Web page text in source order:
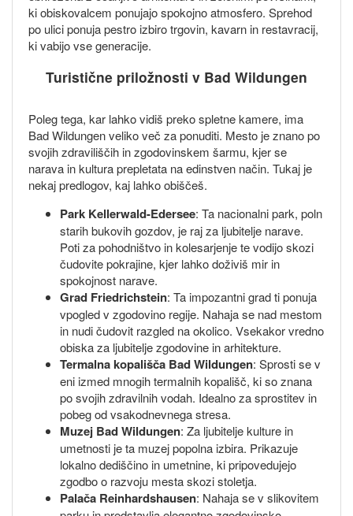
ki obiskovalcem ponujajo spokojno atmosfero. Sprehod
po ulici ponuja pestro izbiro trgovin, kavarn in restavracij,
ki vabijo vse generacije.
Turistične priložnosti v Bad Wildungen
Poleg tega, kar lahko vidiš preko spletne kamere, ima
Bad Wildungen veliko več za ponuditi. Mesto je znano po
svojih zdraviliščih in zgodovinskem šarmu, kjer se
narava in kultura prepletata na edinstven način. Tukaj je
nekaj predlogov, kaj lahko obiščeš.
Park Kellerwald-Edersee: Ta nacionalni park, poln
starih bukovih gozdov, je raj za ljubitelje narave.
Poti za pohodništvo in kolesarjenje te vodijo skozi
čudovite pokrajine, kjer lahko doživiš mir in
spokojnost narave.
Grad Friedrichstein: Ta impozantni grad ti ponuja
vpogled v zgodovino regije. Nahaja se nad mestom
in nudi čudovit razgled na okolico. Vsekakor vredno
obiska za ljubitelje zgodovine in arhitekture.
Termalna kopališča Bad Wildungen: Sprosti se v
eni izmed mnogih termalnih kopališč, ki so znana
po svojih zdravilnih vodah. Idealno za sprostitev in
pobeg od vsakodnevnega stresa.
Muzej Bad Wildungen: Za ljubitelje kulture in
umetnosti je ta muzej popolna izbira. Prikazuje
lokalno dediščino in umetnine, ki pripovedujejo
zgodbo o razvoju mesta skozi stoletja.
Palača Reinhardshausen: Nahaja se v slikovitem